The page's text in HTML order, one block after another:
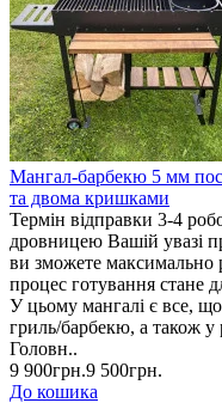
Мангал-барбекю 5 мм
та двома кришками
Термін відправки 3-4
дровницею Вашій увазі
ви зможете максимально
процес готування стане
У цьому мангалі є все,
гриль/барбекю, а також у
Головн..
9 900грн.9 500грн.
До кошика